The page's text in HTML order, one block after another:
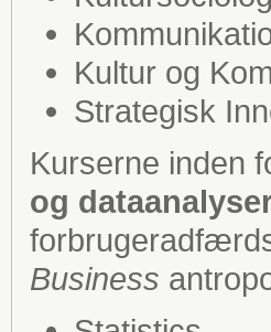
Kultur og
Strategisk
Kurserne inden
og
Business